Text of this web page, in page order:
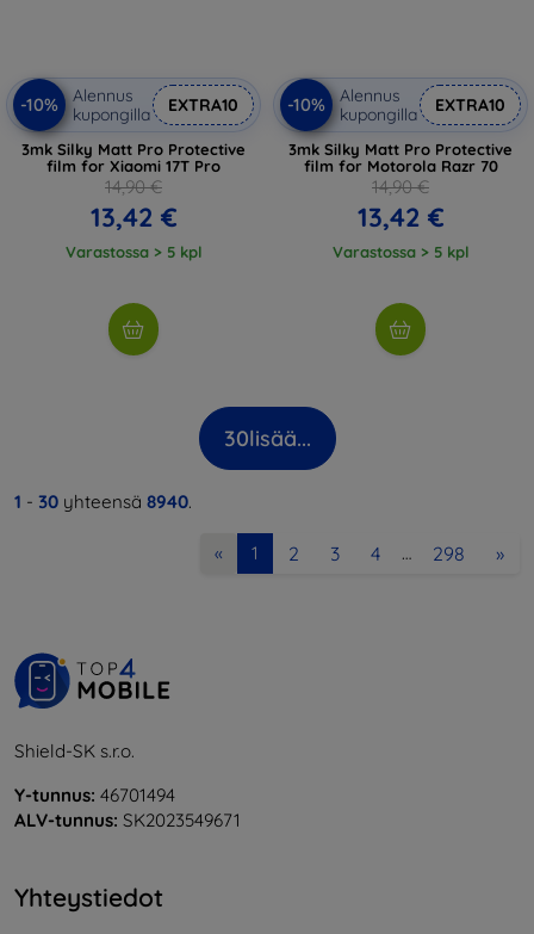
-10%
Alennus
kupongilla
EXTRA10
3mk Silky Matt Pro Protective
film for Xiaomi 17T Pro
14,90 €
13,42 €
Varastossa > 5 kpl
-10%
Alennus
kupongilla
EXTRA10
3mk Silky Matt Pro Protective
film for Motorola Razr 70
14,90 €
13,42 €
Varastossa > 5 kpl
30lisää...
1 - 30 yhteensä 8940.
« 1 2 3 4 … 298 »
Shield-SK s.r.o.
Y-tunnus: 46701494
ALV-tunnus: SK2023549671
Yhteystiedot